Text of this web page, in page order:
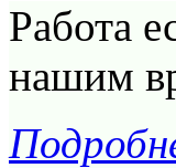
Работа
нашим